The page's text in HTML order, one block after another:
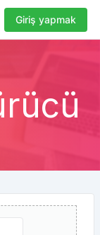
Giriş yapmak